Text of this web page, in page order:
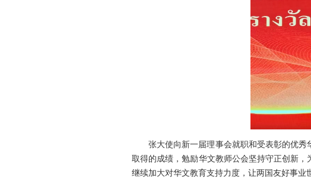
张大使向新一届理事会就职和受表彰的优
取得的成绩，勉励华文教师公会坚持守正创新
继续加大对华文教育支持力度，让两国友好事业